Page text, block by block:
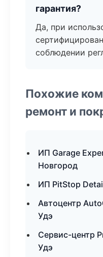
гарантия?
Да, при
соблюдении
Похожие
ремонт и
ИП Garage
Новгород
ИП PitStop
Автоцентр
Удэ
Сервис-центр
Удэ